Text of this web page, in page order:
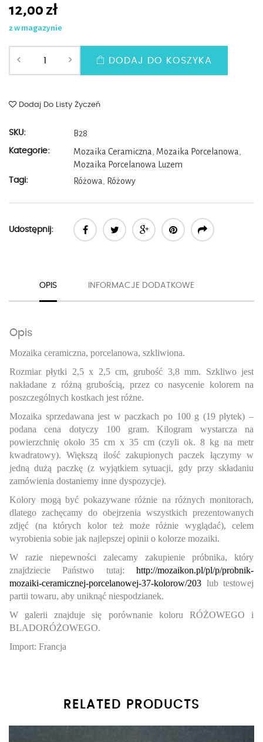
12,00 zł
2 w magazynie
DODAJ DO KOSZYKA
Dodaj Do Listy Życzeń
SKU: B28
Kategorie: Mozaika Ceramiczna , Mozaika Porcelanowa ,
Mozaika Porcelanowa Luzem
Tagi: Różowa , Różowy
Udostępnij:
OPIS INFORMACJE DODATKOWE
Opis
Mozaika ceramiczna, porcelanowa, szkliwiona.
Rozmiar płytki 2,5 x 2,5 cm, grubość 3,8 mm. Szkliwo jest
nakładane z różną grubością, przez co nasycenie kolorem na
poszczególnych kostkach jest różne.
Mozaika sprzedawana jest w paczkach po 100 g (19 płytek) –
podana cena dotyczy 100 gram. Kilogram wystarcza na
powierzchnię około 35 cm x 35 cm (czyli ok. 8 kg na metr
kwadratowy). Większą ilość zakupionych paczek łączymy w
jedną dużą paczkę (z wyjątkiem sytuacji, gdy przy składaniu
zamówienia dostaniemy inne dyspozycje).
Kolory mogą być pokazywane różnie na różnych monitorach,
dlatego zachęcamy do obejrzenia wszystkich prezentowanych
zdjęć (na których kolor też może różnie wyglądać), celem
wyrobienia sobie jak najlepszej opinii o kolorze mozaiki.
W razie niepewności zalecamy zakupienie próbnika, który
znajdziecie Państwo tutaj: http://mozaikon.pl/pl/p/probnik-
mozaiki-ceramicznej-porcelanowej-37-kolorow/203 lub testowej
partii towaru, aby uniknąć niespodzianek.
W galerii znajduje się porównanie koloru RÓŻOWEGO i
BLADORÓŻOWEGO.
Import: Francja
RELATED PRODUCTS